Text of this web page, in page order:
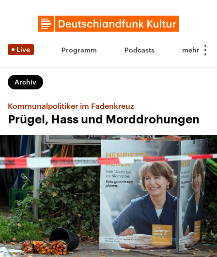
Live Programm Podcasts
Archiv
Kommunalpolitiker im Fadenkreuz
Prügel, Hass und Morddrohungen